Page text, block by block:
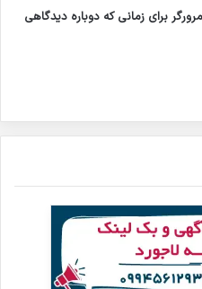
برای زمانی که دوباره دیدگاهی